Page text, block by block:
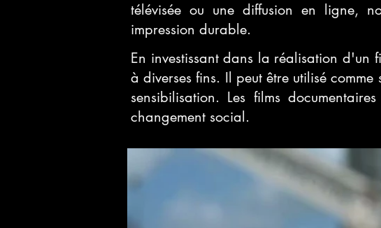
télévisée ou une diffusion en ligne,
impression durable.
En investissant dans la réalisation d'un
à diverses fins. Il peut être utilisé
sensibilisation. Les films
changement social.